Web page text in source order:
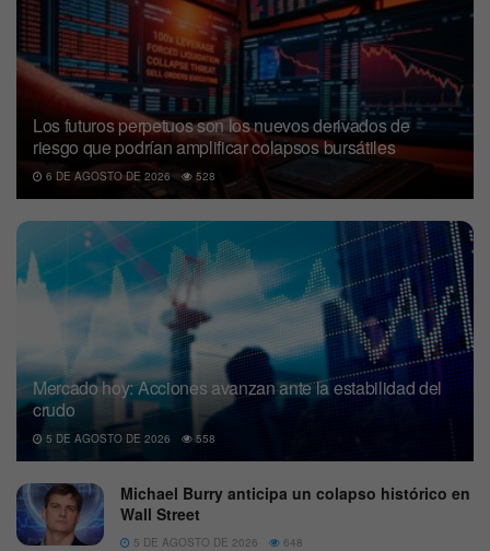
Los futuros perpetuos son los nuevos derivados de
riesgo que podrían amplificar colapsos bursátiles
6 DE AGOSTO DE 2026 528
Mercado hoy: Acciones avanzan ante la estabilidad del
crudo
5 DE AGOSTO DE 2026 558
Michael Burry anticipa un colapso histórico en
Wall Street
5 DE AGOSTO DE 2026 648